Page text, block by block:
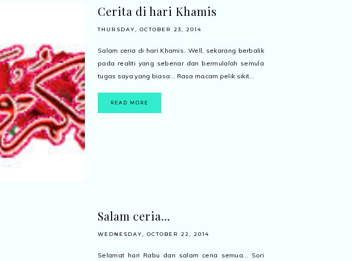
Cerita di hari Khamis
THURSDAY, OCTOBER 23, 2014
Salam ceria di hari Khamis...Well, sekarang berbalik
pada realiti yang sebenar dan bermulalah semula
tugas saya yang biasa... Rasa macam pelik sikit...
READ MORE
Salam ceria...
WEDNESDAY, OCTOBER 22, 2014
Selamat hari Rabu dan salam ceria semua... Sori